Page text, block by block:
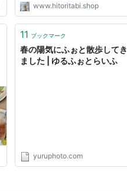
www.hitoritabi.shop
11 ブックマーク
春の陽気にふぉと散歩してき
ました | ゆるふぉとらいふ
yuruphoto.com